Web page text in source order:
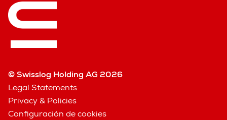
© Swisslog Holding AG 2026
Legal Statements
Privacy & Policies
Configuración de cookies